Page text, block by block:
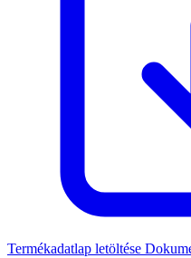
Termékadatlap letöltése